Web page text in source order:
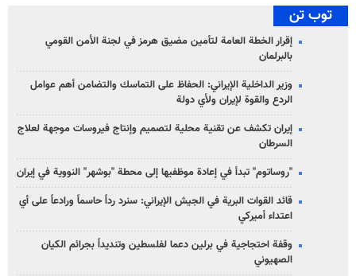
توب تن
إقرار الخطة العامة لتأمين مضيق هرمز في لجنة الأمن القومي
بالبرلمان
وزير الداخلية الإيراني: الحفاظ على التماسك والتضامن أهم عوامل
الردع والقوة لإيران ولأي دولة
إيران تكشف عن تقنية محلية لتصميم وإنتاج فيروسات موجهة لعلاج
السرطان
"روساتوم" تبدأ في إعادة موظفيها إلى محطة "بوشهر" النووية في إيران
قائد القوات البرية في الجيش الإيراني: سنرد رداً حاسماً ورادعاً على أي
اعتداء أميركي
وقفة احتجاجية في برلين دعما لفلسطين وتنديداً بجرائم الكيان
الصهیوني